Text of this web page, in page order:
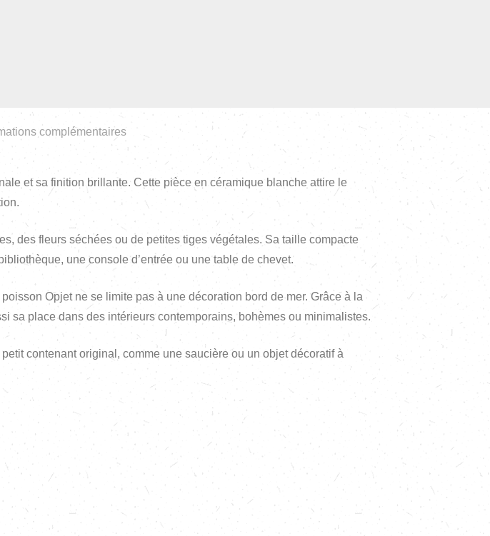
complémentaires
et sa finition brillante. Cette pièce en céramique blanche attire le
des fleurs séchées ou de petites tiges végétales. Sa taille compacte
une console d’entrée ou une table de chevet.
Opjet ne se limite pas à une décoration bord de mer. Grâce à la
sa place dans des intérieurs contemporains, bohèmes ou minimalistes.
contenant original, comme une saucière ou un objet décoratif à